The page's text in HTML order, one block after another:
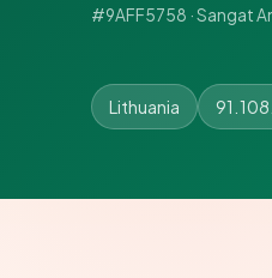
#9AFF5758 · Sangat
Lithuania